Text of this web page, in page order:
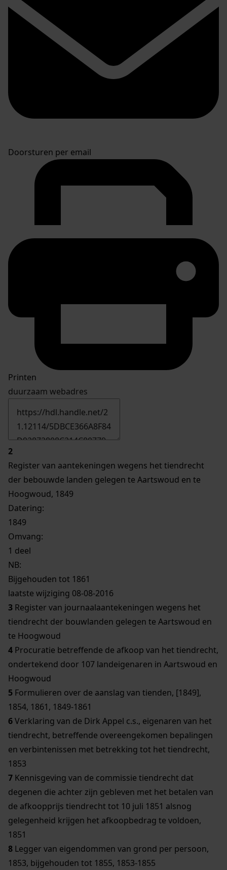
Doorsturen per email
Printen
duurzaam webadres
2
Register van aantekeningen wegens het tiendrecht
der bebouwde landen gelegen te Aartswoud en te
Hoogwoud, 1849
Datering:
1849
Omvang:
1 deel
NB:
Bijgehouden tot 1861
laatste wijziging 08-08-2016
3 Register van journaalaantekeningen wegens het
tiendrecht der bouwlanden gelegen te Aartswoud en
te Hoogwoud
4 Procuratie betreffende de afkoop van het tiendrecht,
ondertekend door 107 landeigenaren in Aartswoud en
Hoogwoud
5 Formulieren over de aanslag van tienden, [1849],
1854, 1861, 1849-1861
6Verklaring van de Dirk Appel c.s., eigenaren van het
tiendrecht, betreffende overeengekomen bepalingen
en verbintenissen met betrekking tot het tiendrecht,
1853
7 Kennisgeving van de commissie tiendrecht dat
degenen die achter zijn gebleven met het betalen van
de afkoopprijs tiendrecht tot 10 juli 1851 alsnog
gelegenheid krijgen het afkoopbedrag te voldoen,
1851
8 Legger van eigendommen van grond per persoon,
1853, bijgehouden tot 1855, 1853-1855